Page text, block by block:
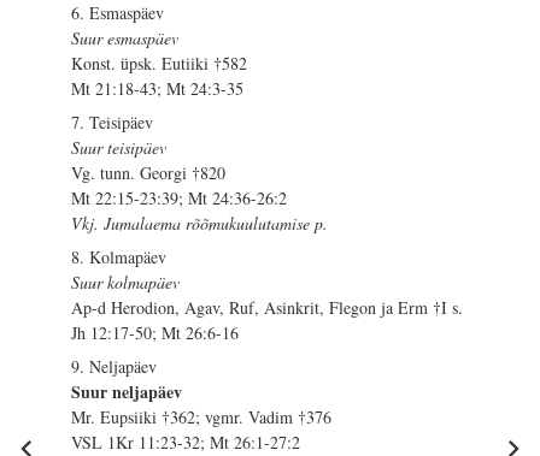
6. Esmaspäev
Suur esmaspäev
Konst. üpsk. Eutiiki †582
Mt 21:18-43; Mt 24:3-35
7. Teisipäev
Suur teisipäev
Vg. tunn. Georgi †820
Mt 22:15-23:39; Mt 24:36-26:2
Vkj. Jumalaema rõõmukuulutamise p.
8. Kolmapäev
Suur kolmapäev
Ap-d Herodion, Agav, Ruf, Asinkrit, Flegon ja Erm †I s.
Jh 12:17-50; Mt 26:6-16
9. Neljapäev
Suur neljapäev
Mr. Eupsiiki †362; vgmr. Vadim †376
VSL 1Kr 11:23-32; Mt 26:1-27:2